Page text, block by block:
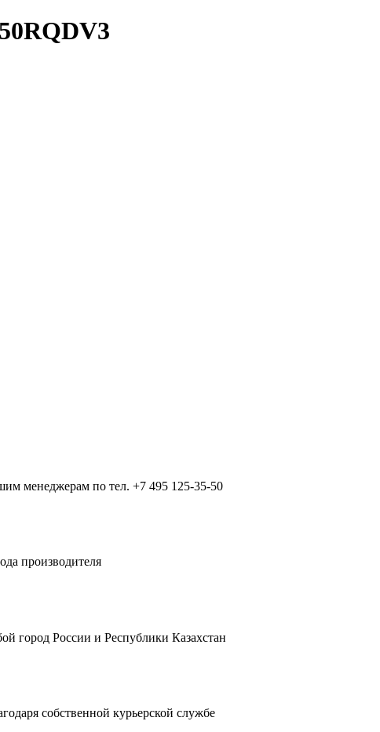
менеджерам по тел. +7 495 125-35-50
производителя
город России и Республики Казахстан
собственной курьерской службе